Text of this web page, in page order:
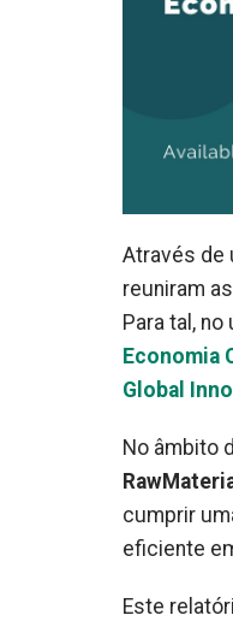
Através de
reuniram
Para tal,
Economia
Global
No âmbito
cumprir
eficiente
Este